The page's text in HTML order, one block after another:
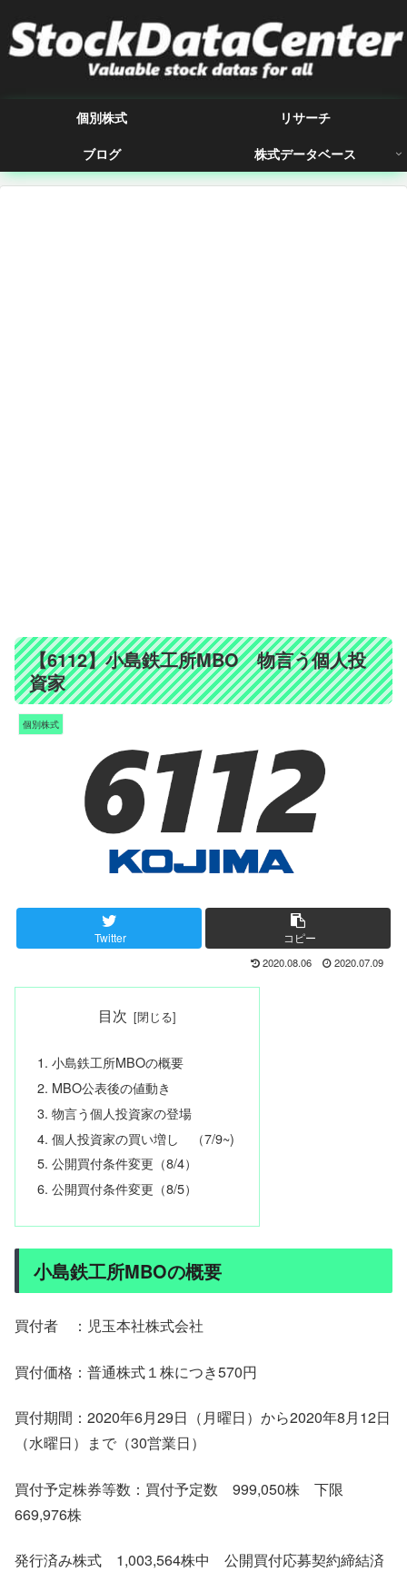
個別株式
リサーチ
ブログ
株式データベース
【6112】小島鉄工所MBO 物言う個人投
資家
個別株式
Twitter コピー
2020.08.06 2020.07.09
目次
小島鉄工所MBOの概要
MBO公表後の値動き
物言う個人投資家の登場
個人投資家の買い増し （7/9~)
公開買付条件変更（8/4）
公開買付条件変更（8/5）
小島鉄工所MBOの概要
買付者 ：児玉本社株式会社
買付価格：普通株式１株につき570円
買付期間：2020年6月29日（月曜日）から2020年8月12日
（水曜日）まで（30営業日）
買付予定株券等数：買付予定数 999,050株 下限
669,976株
発行済み株式 1,003,564株中 公開買付応募契約締結済